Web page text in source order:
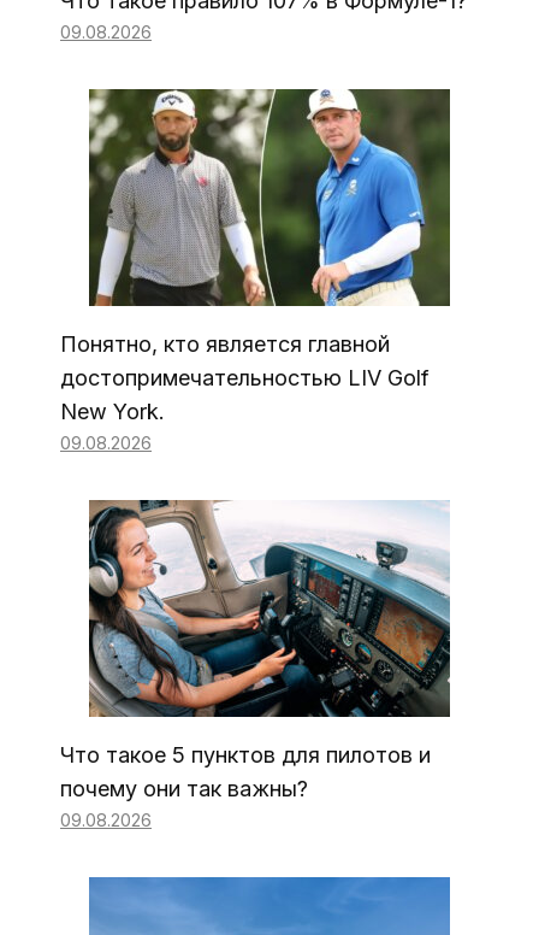
09.08.2026
Понятно, кто является главной
достопримечательностью LIV Golf
New York.
09.08.2026
Что такое 5 пунктов для пилотов и
почему они так важны?
09.08.2026